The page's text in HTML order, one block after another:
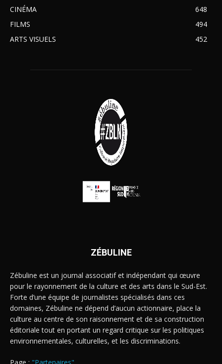
CINÉMA
648
FILMS
494
ARTS VISUELS
452
ZÉBULINE
Zébuline est un journal associatif et indépendant qui œuvre
pour le rayonnement de la culture et des arts dans le Sud-Est.
Forte d’une équipe de journalistes spécialisés dans ces
domaines, Zébuline ne dépend d’aucun actionnaire, place la
culture au centre de son raisonnement et de sa construction
éditoriale tout en portant un regard critique sur les politiques
environnementales, culturelles, et les discriminations.